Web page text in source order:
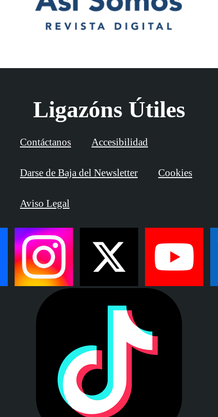
Ligazóns Útiles
Contáctanos Accesibilidad
Darse de Baja del Newsletter Cookies
Aviso Legal